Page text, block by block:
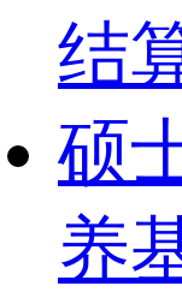
结
硕
养